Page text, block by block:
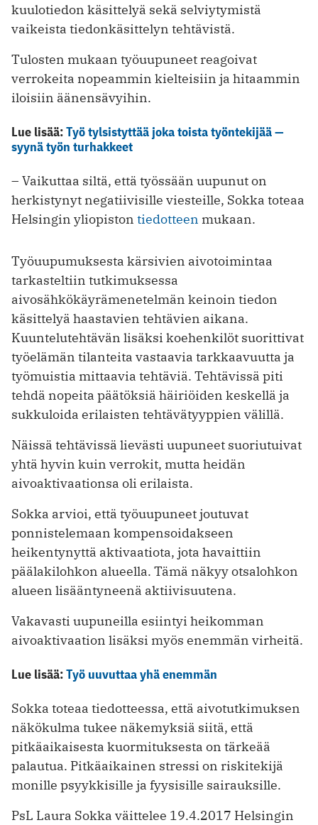
kuulotiedon käsittelyä sekä selviytymistä
vaikeista tiedonkäsittelyn tehtävistä.
Tulosten mukaan työuupuneet reagoivat
verrokeita nopeammin kielteisiin ja hitaammin
iloisiin äänensävyihin.
Lue lisää:Työ tylsistyttää joka toista työntekijää —
syynä työn turhakkeet
– Vaikuttaa siltä, että työssään uupunut on
herkistynyt negatiivisille viesteille, Sokka toteaa
Helsingin yliopiston tiedotteen mukaan.
Työuupumuksesta kärsivien aivotoimintaa
tarkasteltiin tutkimuksessa
aivosähkökäyrämenetelmän keinoin tiedon
käsittelyä haastavien tehtävien aikana.
Kuuntelutehtävän lisäksi koehenkilöt suorittivat
työelämän tilanteita vastaavia tarkkaavuutta ja
työmuistia mittaavia tehtäviä. Tehtävissä piti
tehdä nopeita päätöksiä häiriöiden keskellä ja
sukkuloida erilaisten tehtävätyyppien välillä.
Näissä tehtävissä lievästi uupuneet suoriutuivat
yhtä hyvin kuin verrokit, mutta heidän
aivoaktivaationsa oli erilaista.
Sokka arvioi, että työuupuneet joutuvat
ponnistelemaan kompensoidakseen
heikentynyttä aktivaatiota, jota havaittiin
päälakilohkon alueella. Tämä näkyy otsalohkon
alueen lisääntyneenä aktiivisuutena.
Vakavasti uupuneilla esiintyi heikomman
aivoaktivaation lisäksi myös enemmän virheitä.
Lue lisää:Työ uuvuttaa yhä enemmän
Sokka toteaa tiedotteessa, että aivotutkimuksen
näkökulma tukee näkemyksiä siitä, että
pitkäaikaisesta kuormituksesta on tärkeää
palautua. Pitkäaikainen stressi on riskitekijä
monille psyykkisille ja fyysisille sairauksille.
PsL Laura Sokka väittelee 19.4.2017 Helsingin